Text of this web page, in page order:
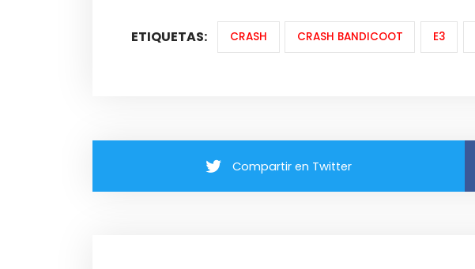
ETIQUETAS: CRASH CRASH BANDICOOT E3
Compartir en Twitter